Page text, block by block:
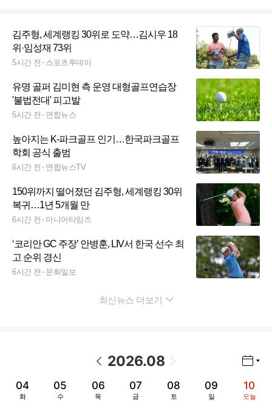
김주형, 세계랭킹 30위로 도약…김시우 18
위·임성재 73위
5시간 전 스포츠투데이
유명 골퍼 김미현 측 운영 대형골프연습장
'불법전대' 피고발
5시간 전 연합뉴스
높아지는 K-파크골프 인기…한국파크골프
학회 공식 출범
6시간 전 연합뉴스TV
150위까지 떨어졌던 김주형, 세계랭킹 30위
복귀…1년 5개월 만
6시간 전 마니아타임즈
‘코리안 GC 주장’ 안병훈, LIV서 한국 선수 최
고 순위 경신
6시간 전 문화일보
최신뉴스 더보기
2026.08
04
화
05
수
06
목
07
금
08
토
09
일
10
오늘